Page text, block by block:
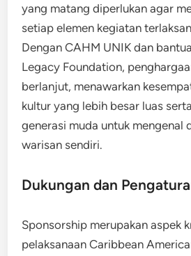
yang matang diperlukan agar
setiap elemen kegiatan
Dengan CAHM UNIK dan
Legacy Foundation,
berlanjut, menawarkan
kultur yang lebih besar luas
generasi muda untuk mengenal
warisan sendiri.
Dukungan dan
Sponsorship merupakan aspek
pelaksanaan Caribbean